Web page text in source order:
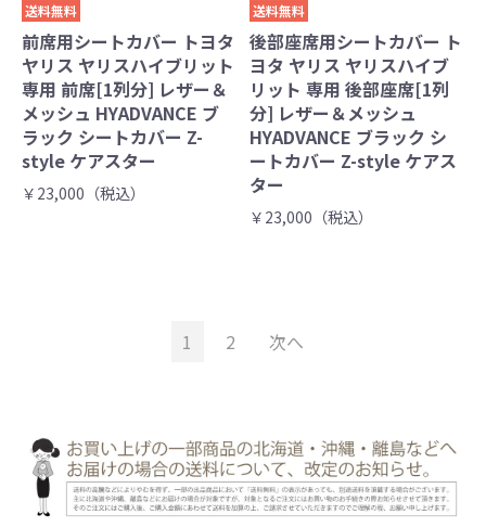
送料無料
前席用シートカバー トヨタ
ヤリス ヤリスハイブリット
専用 前席[1列分] レザー＆
メッシュ HYADVANCE ブ
ラック シートカバー Z-
style ケアスター
￥23,000（税込）
送料無料
後部座席用シートカバー ト
ヨタ ヤリス ヤリスハイブ
リット 専用 後部座席[1列
分] レザー＆メッシュ
HYADVANCE ブラック シ
ートカバー Z-style ケアス
ター
￥23,000（税込）
1 2 次へ